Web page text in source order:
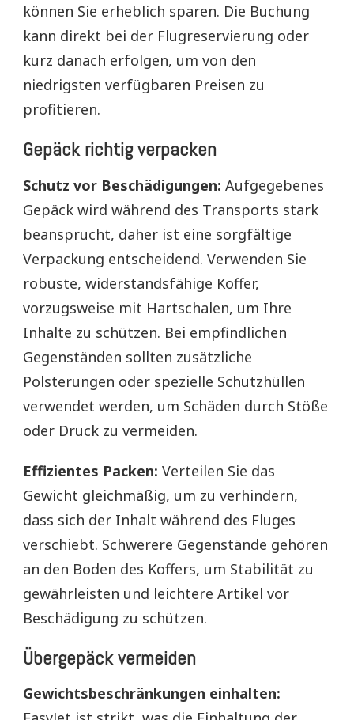
können Sie erheblich sparen. Die Buchung
kann direkt bei der Flugreservierung oder
kurz danach erfolgen, um von den
niedrigsten verfügbaren Preisen zu
profitieren.
Gepäck richtig verpacken
Schutz vor Beschädigungen: Aufgegebenes
Gepäck wird während des Transports stark
beansprucht, daher ist eine sorgfältige
Verpackung entscheidend. Verwenden Sie
robuste, widerstandsfähige Koffer,
vorzugsweise mit Hartschalen, um Ihre
Inhalte zu schützen. Bei empfindlichen
Gegenständen sollten zusätzliche
Polsterungen oder spezielle Schutzhüllen
verwendet werden, um Schäden durch Stöße
oder Druck zu vermeiden.
Effizientes Packen: Verteilen Sie das
Gewicht gleichmäßig, um zu verhindern,
dass sich der Inhalt während des Fluges
verschiebt. Schwerere Gegenstände gehören
an den Boden des Koffers, um Stabilität zu
gewährleisten und leichtere Artikel vor
Beschädigung zu schützen.
Übergepäck vermeiden
Gewichtsbeschränkungen einhalten: